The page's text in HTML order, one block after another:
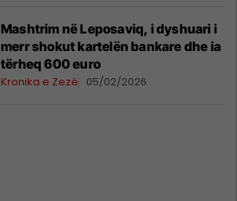
Mashtrim në Leposaviq, i dyshuari i
merr shokut kartelën bankare dhe ia
tërheq 600 euro
Kronika e Zezë 05/02/2026